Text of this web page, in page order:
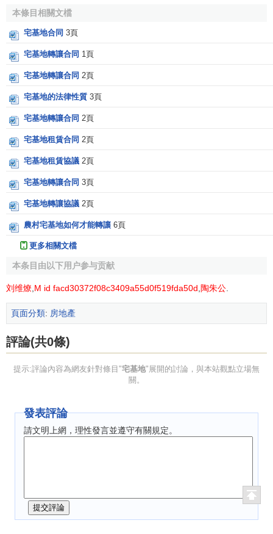
據各地實際情況制訂，造成農民建房無章可循、佈局混亂，
而村內閑置宅基地沒有進行改造利用，土地利用率低，土地
(3)法律法規不完善。
現行土地管理法律法規對農村宅基地管理做出了明確規
規定“一戶一宅”，但“一戶多宅”現象還普遍存在，如何退出多
占的宅基地沒有相應的規定。農民進城務工，在城裡購置房
屋，老家房子空著，如何將閑置宅基地騰出沒有相應的措
施。
宅基地的管理對策
針對農村群眾特點，開展形式多樣的宣傳活動。大力宣
圍。鄉鎮(街道)、村於部要認真做好廣大群眾的思想教育工
作，動員和引導廣大農民群眾按照村鎮土地規劃要求，合理
選址，循章建房。
(2)科學合理做好村莊土地利用規劃和村莊發展規劃。
結合新一輪士地利用總體規劃修編工作，完善鄉(鎮)土地
控制宅基地用地規模。
積極開展農村閑置宅基地和村內空閑地的復墾整理，將
城鎮新增建設用地收益用於支持農村建設，為農村的土地規
和建設提供資金來源
本條目相關文檔
宅基地合同 3頁
宅基地轉讓合同 1頁
宅基地轉讓合同 2頁
宅基地的法律性質 3頁
宅基地轉讓合同 2頁
宅基地租賃合同 2頁
宅基地租賃協議 2頁
宅基地轉讓合同 3頁
宅基地轉讓協議 2頁
農村宅基地如何才能轉讓 6頁
更多相關文檔
本条目由以下用户参与贡献
刘维燎 M id facd30372f08c3409a55d0f519fda50d 陶朱公
頁面分類: 房地產
評論(共0條)
提示:評論內容為網友針對條目"宅基地"展開的討論，與本站觀點立場無
關。
發表評論
請文明上網，理性發言並遵守有關規定。